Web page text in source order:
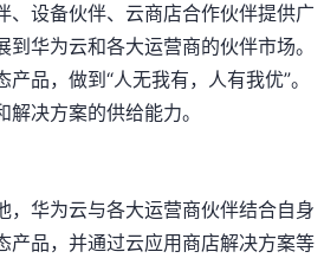
、设备伙伴、云商店合作伙伴提供广
华为云和各大运营商的伙伴市场。
品，做到“人无我有，人有我优”。
决方案的供给能力。
，华为云与各大运营商伙伴结合自身
产品，并通过云应用商店解决方案等